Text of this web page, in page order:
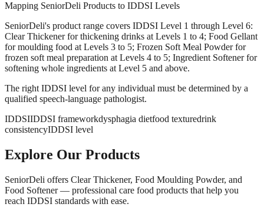
Mapping SeniorDeli Products to IDDSI Levels
SeniorDeli's product range covers IDDSI Level 1 through Level 6:
Clear Thickener for thickening drinks at Levels 1 to 4; Food Gellant
for moulding food at Levels 3 to 5; Frozen Soft Meal Powder for
frozen soft meal preparation at Levels 4 to 5; Ingredient Softener for
softening whole ingredients at Level 5 and above.
The right IDDSI level for any individual must be determined by a
qualified speech-language pathologist.
IDDSIIDDSI frameworkdysphagia dietfood texturedrink
consistencyIDDSI level
Explore Our Products
SeniorDeli offers Clear Thickener, Food Moulding Powder, and
Food Softener — professional care food products that help you
reach IDDSI standards with ease.